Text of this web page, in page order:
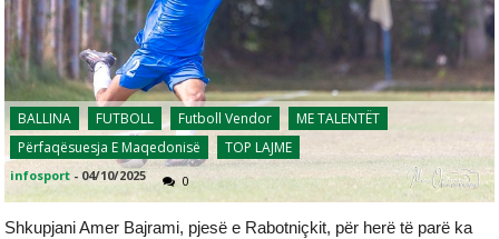
BALLINA FUTBOLL Futboll Vendor
ME TALENTËT
Përfaqësuesja E Maqedonisë
TOP LAJME
infosport - 04/10/2025 0
Shkupjani Amer Bajrami, pjesë e Rabotniçkit, për herë të parë ka